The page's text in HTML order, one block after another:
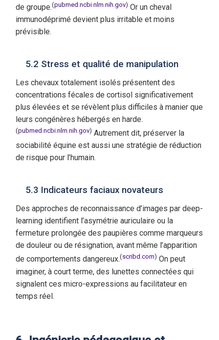
de groupe.(pubmed.ncbi.nlm.nih.gov) Or un cheval
immunodéprimé devient plus irritable et moins
prévisible.
5.2 Stress et qualité de manipulation
Les chevaux totalement isolés présentent des
concentrations fécales de cortisol significativement
plus élevées et se révèlent plus difficiles à manier que
leurs congénères hébergés en harde.
(pubmed.ncbi.nlm.nih.gov) Autrement dit, préserver la
sociabilité équine est aussi une stratégie de réduction
de risque pour l’humain.
5.3 Indicateurs faciaux novateurs
Des approches de reconnaissance d’images par deep-
learning identifient l’asymétrie auriculaire ou la
fermeture prolongée des paupières comme marqueurs
de douleur ou de résignation, avant même l’apparition
de comportements dangereux.(scribd.com) On peut
imaginer, à court terme, des lunettes connectées qui
signalent ces micro-expressions au facilitateur en
temps réel.